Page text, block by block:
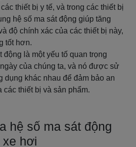
thiết bị y tế, và trong các thiết bị
hệ số ma sát động giúp tăng
độ chính xác của các thiết bị này,
tốt hơn.
động là một yếu tố quan trọng
của chúng ta, và nó được sử
dụng khác nhau để đảm bảo an
các thiết bị và sản phẩm.
hệ số ma sát động
xe hơi